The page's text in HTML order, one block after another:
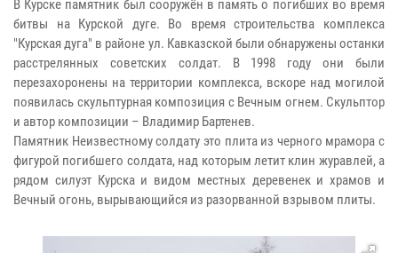
В Курске памятник был сооружён в память о погибших во время
битвы на Курской дуге. Во время строительства комплекса
"Курская дуга" в районе ул. Кавказской были обнаружены останки
расстрелянных советских солдат. В 1998 году они были
перезахоронены на территории комплекса, вскоре над могилой
появилась скульптурная композиция с Вечным огнем. Скульптор
и автор композиции – Владимир Бартенев.
Памятник Неизвестному солдату это плита из черного мрамора с
фигурой погибшего солдата, над которым летит клин журавлей, а
рядом силуэт Курска и видом местных деревенек и храмов и
Вечный огонь, вырывающийся из разорванной взрывом плиты.